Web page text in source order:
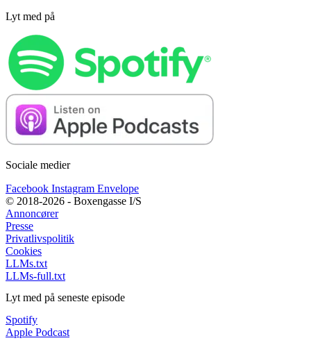
Lyt med på
Sociale medier
Facebook Instagram Envelope
© 2018-2026 - Boxengasse I/S
Annoncører
Presse
Privatlivspolitik
Cookies
LLMs.txt
LLMs-full.txt
Lyt med på seneste episode
Spotify
Apple Podcast